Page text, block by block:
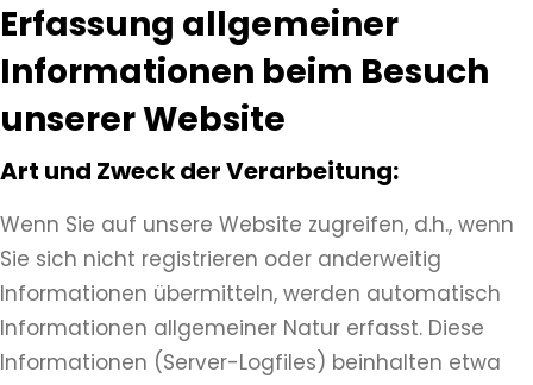
Erfassung allgemeiner
Informationen beim Besuch
unserer Website
Art und Zweck der Verarbeitung:
Wenn Sie auf unsere Website zugreifen, d.h., wenn
Sie sich nicht registrieren oder anderweitig
Informationen übermitteln, werden automatisch
Informationen allgemeiner Natur erfasst. Diese
Informationen (Server-Logfiles) beinhalten etwa